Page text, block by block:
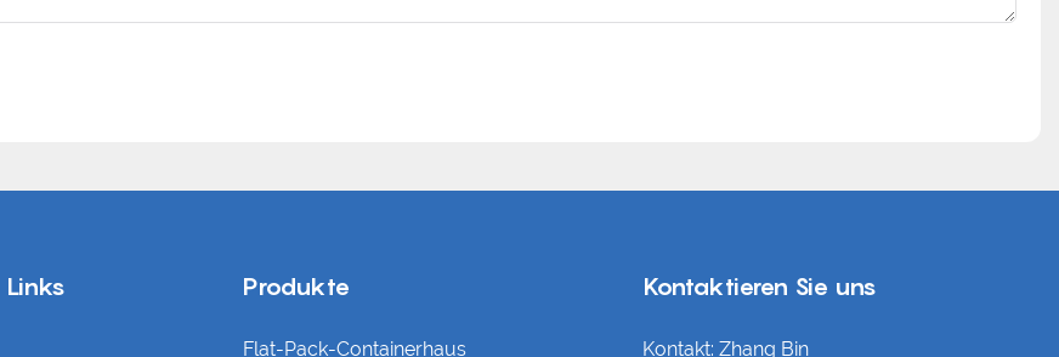
Produkte
Flat-Pack-Containerhaus
Kontaktieren Sie uns
Kontakt: Zhang Bin